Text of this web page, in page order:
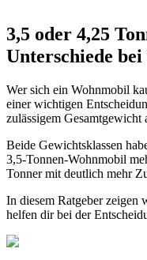
3,5 oder 4,25
Unterschiede
Wer sich ein Wohnmobil
einer wichtigen
zulässigem
Beide Gewichtsklassen
3,5-Tonnen-Wohnmobil
Tonner mit deutlich mehr
In diesem Ratgeber zeigen
helfen dir bei der